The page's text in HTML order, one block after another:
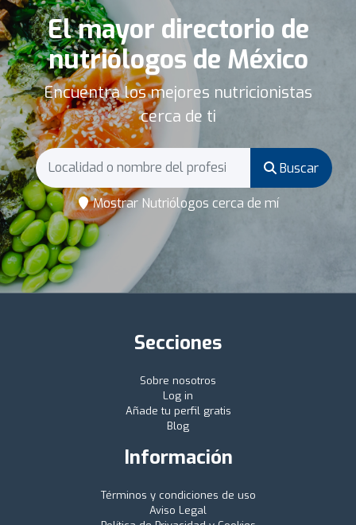
El mayor directorio de
nutriólogos de México
Encuentra los mejores nutricionistas
cerca de ti
Buscar
Mostrar Nutriólogos cerca de mí
Secciones
Sobre nosotros
Log in
Añade tu perfil gratis
Blog
Información
Términos y condiciones de uso
Aviso Legal